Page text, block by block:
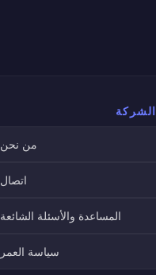
الشركة
من نحن
اتصال
المساعدة والأسئلة الشائعة
سياسة العمر